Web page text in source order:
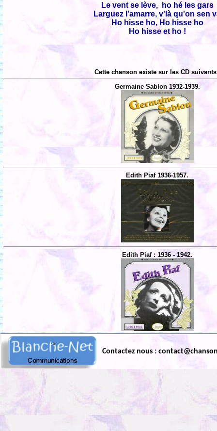
Le vent se lève, ho hé les gars
Larguez l'amarre, v'là qu'on sen
Ho hisse ho, Ho hisse ho
Ho hisse et ho !
Cette chanson existe sur les CD
Germaine Sablon 1932-1939.
Edith Piaf 1936-1957.
Edith Piaf : 1936 - 1942.
Contactez nous :